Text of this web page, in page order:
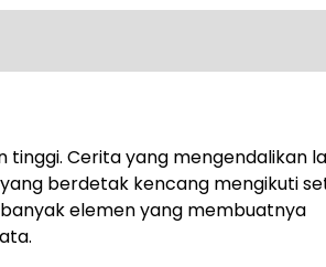
Cerita yang mengendalikan
berdetak kencang mengikuti
elemen yang membuatnya